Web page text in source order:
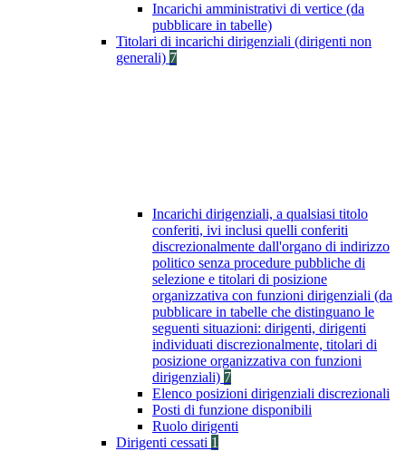
Incarichi amministrativi di vertice (da
pubblicare in tabelle)
Titolari di incarichi dirigenziali (dirigenti non
generali) 7
Incarichi dirigenziali, a qualsiasi titolo
conferiti, ivi inclusi quelli conferiti
discrezionalmente dall'organo di indirizzo
politico senza procedure pubbliche di
selezione e titolari di posizione
organizzativa con funzioni dirigenziali (da
pubblicare in tabelle che distinguano le
seguenti situazioni: dirigenti, dirigenti
individuati discrezionalmente, titolari di
posizione organizzativa con funzioni
dirigenziali) 7
Elenco posizioni dirigenziali discrezionali
Posti di funzione disponibili
Ruolo dirigenti
Dirigenti cessati 1